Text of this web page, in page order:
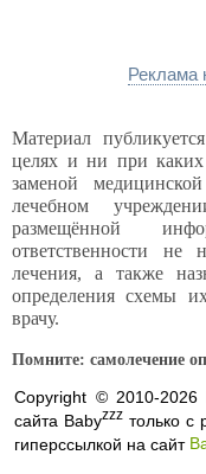
Реклама
Материал
целях и ни при каких
заменой
лечебном
размещённой
ответственности не
лечения, а также
определения схемы
врачу.
Помните: самолечение
Copyright © 2010-2026
сайта Babyzzz только с
гиперссылкой на сайт